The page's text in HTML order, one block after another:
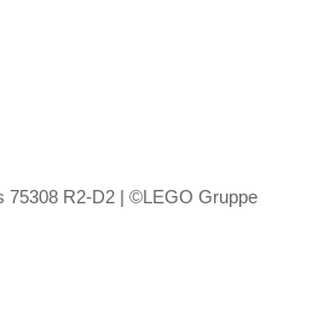
75308 R2-D2 | ©LEGO Gruppe